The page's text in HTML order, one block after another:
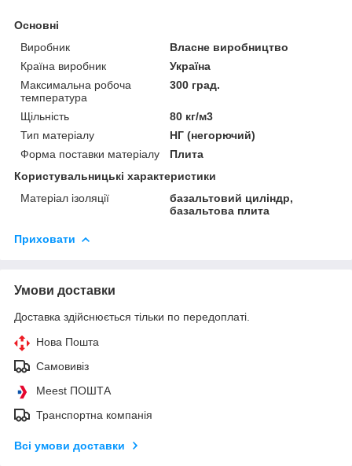
Основні
Виробник
Власне виробництво
Країна виробник
Україна
Максимальна робоча
температура
300 град.
Щільність
80 кг/м3
Тип матеріалу
НГ (негорючий)
Форма поставки матеріалу
Плита
Користувальницькі характеристики
Матеріал ізоляції
базальтовий циліндр,
базальтова плита
Приховати
Умови доставки
Доставка здійснюється тільки по передоплаті.
Нова Пошта
Самовивіз
Meest ПОШТА
Транспортна компанія
Всі умови доставки